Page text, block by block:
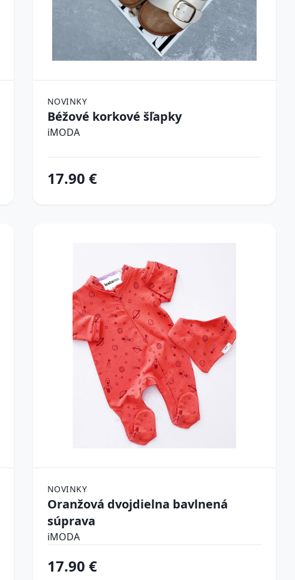
NOVINKY
Béžové korkové šľapky
iMODA
17.90 €
NOVINKY
Oranžová dvojdielna bavlnená
súprava
iMODA
17.90 €